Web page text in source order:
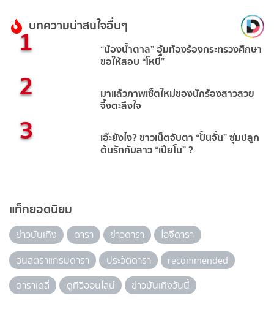
บทความน่าสนใจอื่นๆ
1 “น้องน้ำตาล” อุ้มท้องร้องกระทรวงศึกษา
ขอให้สอบ “โหบี๋”
2 มาแล้วภาพเซ็ตใหม่ของนักร้องสาวสวย
จึ้งตะลึงใจ
3 เอ๊ะยังไง? ชาวเน็ตจับตา “ปั้นจั่น” ซุ่มปลูก
ต้นรักกับสาว “เปียโน” ?
แท็กยอดนิยม
ข่าวบันเทิง ดารา ข่าวดารา
ไอจีดารา
อินสตราแกรมดารา
ประวัติดารา
recommended
ดาราเดลี่
ดูทีวีออนไลน์ ข่าวบันเทิงวันนี้